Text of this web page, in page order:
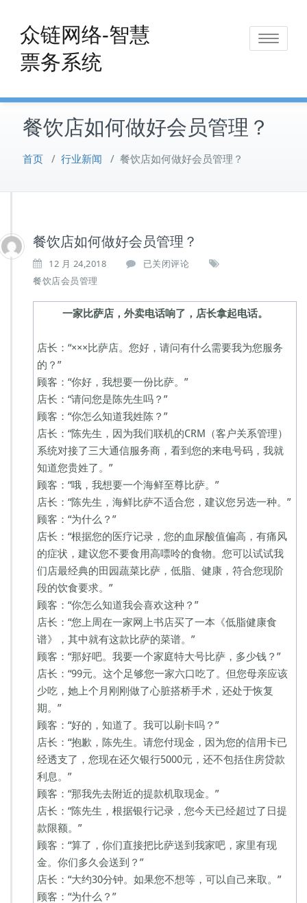
content
众链网络-智慧
票务系统
Toggle
餐饮店如何做好会员管理？
首页 / 行业新闻 / 餐饮店如何做好会员管理？
餐饮店如何做好会员管理？
12 月 24,2018
餐
如
何
好
管
理？
已关闭评论
餐饮店会员管理
一家比萨店，外卖电话响了，店长拿起电话。
店长：“×××比萨店。您好，请问有什么需要我为您服务
的？”
顾客：“你好，我想要一份比萨。”
店长：“请问您是陈先生吗？”
顾客：“你怎么知道我姓陈？”
店长：“陈先生，因为我们联机的CRM（客户关系管理）
系统对接了三大通信服务商，看到您的来电号码，我就
知道您贵姓了。”
顾客：“哦，我想要一个海鲜至尊比萨。”
店长：“陈先生，海鲜比萨不适合您，建议您另选一种。”
顾客：“为什么？”
店长：“根据您的医疗记录，您的血尿酸值偏高，有痛风
的症状，建议您不要食用高嘌呤的食物。您可以试试我
们店最经典的田园蔬菜比萨，低脂、健康，符合您现阶
段的饮食要求。”
顾客：“你怎么知道我会喜欢这种？”
店长：“您上周在一家网上书店买了一本《低脂健康食
谱》，其中就有这款比萨的菜谱。”
顾客：“那好吧。我要一个家庭特大号比萨，多少钱？”
店长：“99元。这个足够您一家六口吃了。但您母亲应该
少吃，她上个月刚刚做了心脏搭桥手术，还处于恢复
期。”
顾客：“好的，知道了。我可以刷卡吗？”
店长：“抱歉，陈先生。请您付现金，因为您的信用卡已
经透支了，您现在还欠银行5000元，还不包括住房贷款
利息。”
顾客：“那我先去附近的提款机取现金。”
店长：“陈先生，根据银行记录，您今天已经超过了日提
款限额。”
顾客：“算了，你们直接把比萨送到我家吧，家里有现
金。你们多久会送到？”
店长：“大约30分钟。如果您不想等，可以自己来取。”
顾客：“为什么？”